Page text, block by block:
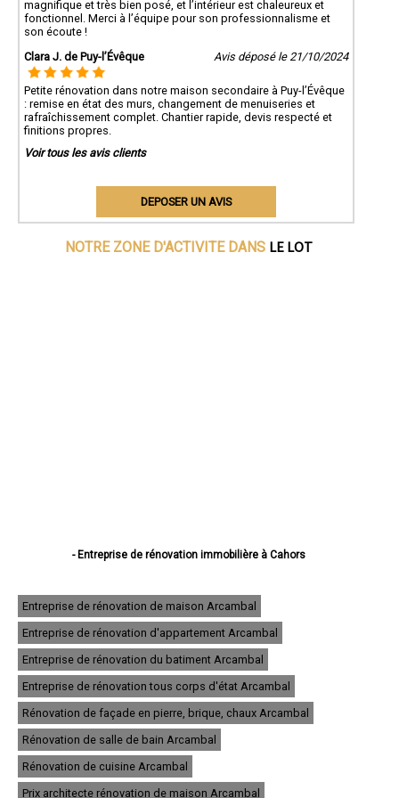
magnifique et très bien posé, et l’intérieur est chaleureux et
fonctionnel. Merci à l’équipe pour son professionnalisme et
son écoute !
Clara J. de Puy-l’Évêque
Avis déposé le 21/10/2024
Petite rénovation dans notre maison secondaire à Puy-l’Évêque
: remise en état des murs, changement de menuiseries et
rafraîchissement complet. Chantier rapide, devis respecté et
finitions propres.
Voir tous les avis clients
DEPOSER UN AVIS
NOTRE ZONE D'ACTIVITE DANS LE LOT
- Entreprise de rénovation immobilière à Cahors
- Entreprise de rénovation immobilière à Souillac
- Entreprise de rénovation immobilière à Saint-Céré
- Entreprise de rénovation immobilière à Gramat
- Entreprise de rénovation immobilière à Pradines
- Entreprise de rénovation immobilière à Prayssac
- Entreprise de rénovation immobilière à Puy-l'Évêque
- Entreprise de rénovation immobilière à Castelnau-Montratier
- Entreprise de rénovation immobilière à Biars-sur-Cère
- Entreprise de rénovation immobilière à Luzech
- Entreprise de rénovation immobilière à Bagnac-sur-Célé
- Entreprise de rénovation immobilière à Martel
- Entreprise de rénovation immobilière à Lalbenque
- Entreprise de rénovation immobilière à Le Vigan
Entreprise de rénovation de maison Arcambal
Entreprise de rénovation d'appartement Arcambal
Entreprise de rénovation du batiment Arcambal
Entreprise de rénovation tous corps d'état Arcambal
Rénovation de façade en pierre, brique, chaux Arcambal
Rénovation de salle de bain Arcambal
Rénovation de cuisine Arcambal
Prix architecte rénovation de maison Arcambal